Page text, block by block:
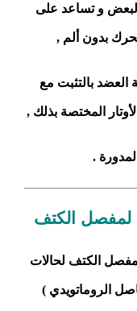
البعض و تساعد على
بدون ألم ,
بالتثبت مع
المختصة بذلك ,
.
لمفصل الكتف
مفصل الكتف لحالات
الروماتويدي )